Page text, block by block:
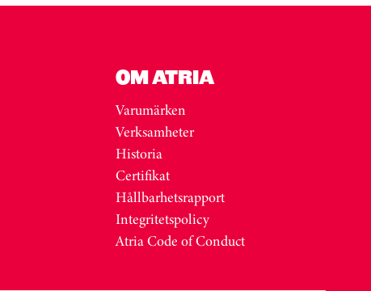
OM ATRIA
Varumärken
Verksamheter
Historia
Certifikat
Hållbarhetsrapport
Integritetspolicy
Atria Code of Conduct